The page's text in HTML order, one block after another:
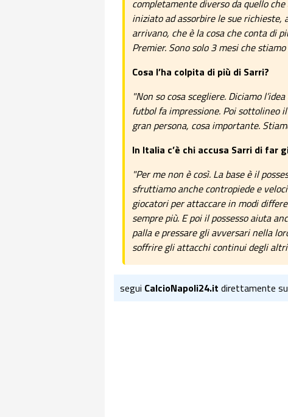
completamente diverso da quello
iniziato ad assorbire le sue
arrivano, che è la cosa che conta di
Premier. Sono solo 3 mesi che
Cosa l’ha colpita di più di Sarri?
"Non so cosa scegliere. Diciamo
futbol fa impressione. Poi sottolineo
gran persona, cosa importante.
In Italia c’è chi accusa Sarri di far
"Per me non è così. La base è il
sfruttiamo anche contropiede e
giocatori per attaccare in modi
sempre più. E poi il possesso aiuta
palla e pressare gli avversari nella
soffrire gli attacchi continui degli
segui CalcioNapoli24.it direttamente su